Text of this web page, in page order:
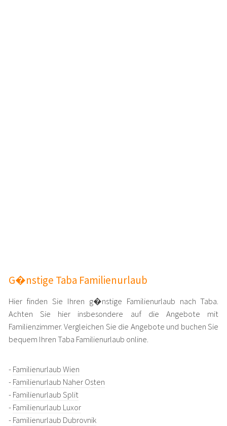
G�nstige Taba Familienurlaub
Hier finden Sie Ihren g�nstige Familienurlaub nach Taba.
Achten Sie hier insbesondere auf die Angebote mit
Familienzimmer. Vergleichen Sie die Angebote und buchen Sie
bequem Ihren Taba Familienurlaub online.
-Familienurlaub Wien
-Familienurlaub Naher Osten
-Familienurlaub Split
-Familienurlaub Luxor
-Familienurlaub Dubrovnik